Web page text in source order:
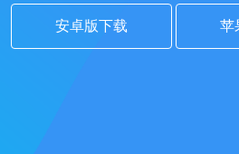
安卓版下载 苹